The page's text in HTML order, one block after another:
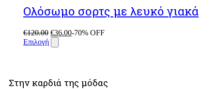
Ολόσωμο σορτς με λευκό γιακά
€120.00 €36.00-70% OFF
Επιλογή
Στην καρδιά της μόδας